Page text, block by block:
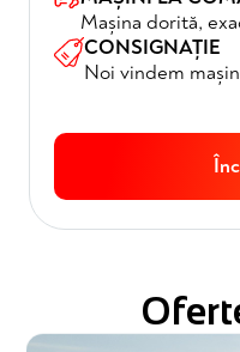
Mașina dorită,
CONSIGNAȚIE
Noi vindem